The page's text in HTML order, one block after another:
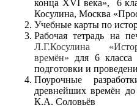
конца XVI века», 6
Косулина, Москва
Учебные карты по
Рабочая тетрадь на
Л.Г.Косулина
времён» для 6 класса
подготовки и
Поурочные
древнейших времён
К.А. Соловьёв